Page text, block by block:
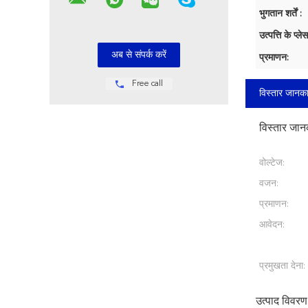
Free call
भुगतान शर्तें :
उत्पत्ति के
प्रमाणन:
विस्तार
विस्तार
वोल्टेज:
वजन:
प्रमाणन:
आवेदन:
प्रमुखता देना:
उत्पाद विवरण